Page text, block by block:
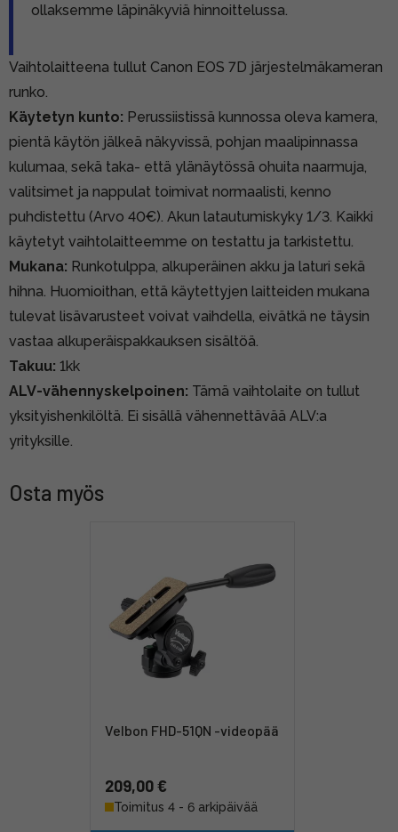
ollaksemme läpinäkyviä hinnoittelussa.
Vaihtolaitteena tullut Canon EOS 7D järjestelmäkameran
runko.
Käytetyn kunto: Perussiistissä kunnossa oleva kamera,
pientä käytön jälkeä näkyvissä, pohjan maalipinnassa
kulumaa, sekä taka- että ylänäytössä ohuita naarmuja,
valitsimet ja nappulat toimivat normaalisti, kenno
puhdistettu (Arvo 40€). Akun latautumiskyky 1/3. Kaikki
käytetyt vaihtolaitteemme on testattu ja tarkistettu.
Mukana: Runkotulppa, alkuperäinen akku ja laturi sekä
hihna. Huomioithan, että käytettyjen laitteiden mukana
tulevat lisävarusteet voivat vaihdella, eivätkä ne täysin
vastaa alkuperäispakkauksen sisältöä.
Takuu: 1kk
ALV-vähennyskelpoinen: Tämä vaihtolaite on tullut
yksityishenkilöltä. Ei sisällä vähennettävää ALV:a
yrityksille.
Osta myös
Velbon FHD-51QN -videopää
209,00 €
Toimitus 4 - 6 arkipäivää